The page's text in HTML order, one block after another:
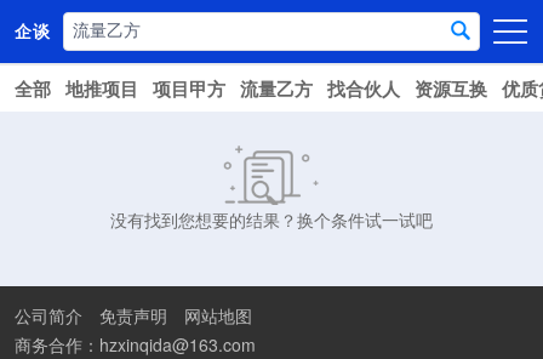
企谈
首页
全部 地推项目 项目甲方 流量乙方 找合伙人 资源互换 优
没有找到您想要的结果？换个条件试一试吧
公司简介 免责声明
网站地图
商务合作：hzxinqida@163.com